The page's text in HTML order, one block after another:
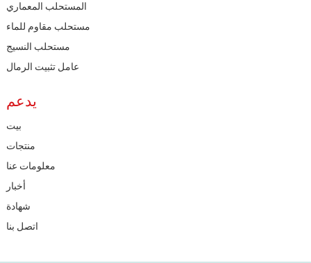
المستحلب المعماري
مستحلب مقاوم للماء
مستحلب النسيج
عامل تثبيت الرمال
يدعم
بيت
منتجات
معلومات عنا
أخبار
شهادة
اتصل بنا